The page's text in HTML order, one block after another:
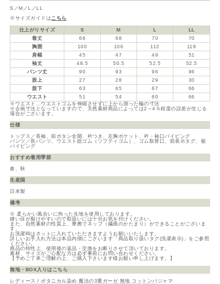
S／M／L／LL
※サイズガイドはこちら
仕上がりサイズ S M L
LL
着丈
66 68 70
70
胸囲
100 106 112
118
肩幅
45 47 49
51
袖丈
48.5 50.5 52.5
52.5
パンツ丈
90 93 96
96
股上
27 28 29
30
股下
63 65 67
66
ウエスト
51 54 60
66
※ウエスト…ウエストゴムを伸縮させずに上から測った輪の寸法
※企画寸法となっていますので、天然素材商品によっては2～4％程度の誤差が生じる
場合がございます。
仕様
トップス／長袖、前ボタン全開、衿つき、左胸ポケット、衿・袖口パイピング
パンツ／長パンツ、ウエスト総ゴム（ソフティゴム）、ゴム取替口、前表示タグ、裾
パイピング
おすすめ着用季節
春、秋
生産国
日本製
備考
※ 柔らかい風合いに拘った生地を使用しております。
縫い目が裂けやすいので取扱いには十分お気を付けください。
また、自然素材の性質上、摩擦でネップ（繊維のかたまり）ができることがございま
す。
お洗濯時はネットに入れていただきますようお願いいたします。
詳しいお手入れ方法は本品内側にございます「商品取り扱いタグ(洗濯表示)」をご参照
ください。
商品の特性上、使用後の返品・交換をお断りさせて頂いております。
素材、サイズがご心配な方は必ず事前にお問い合わせください。
【予めご了承ご理解の上、ご購入下さいます様お願い申し上げます。】
無地・BOX入りはこちら
レディース / ボタニカル染め 魔法の3重ガーゼ 無地 コットンパジャマ